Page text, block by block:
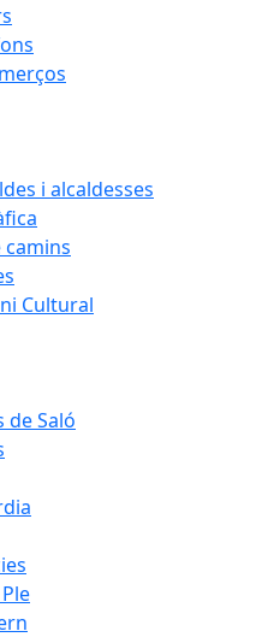
i alcaldesses
Cultural
de Saló